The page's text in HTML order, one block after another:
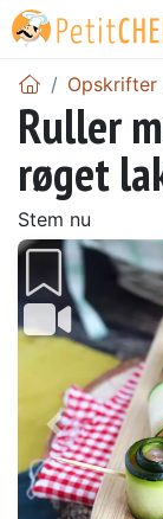
Opskrifter
Ruller
røget
Stem nu
Tidligere